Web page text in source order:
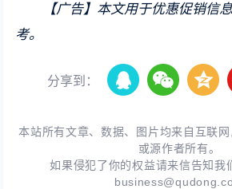
【广告】本文用于优惠促销信
考。
分享到：
本站所有文章、数据、图片均来自互联
或源作者所有。
如果侵犯了你的权益请来信告知我